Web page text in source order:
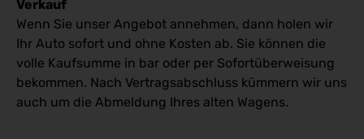
Verkauf
Wenn Sie unser Angebot annehmen, dann holen wir
Ihr Auto sofort und ohne Kosten ab. Sie können die
volle Kaufsumme in bar oder per Sofortüberweisung
bekommen. Nach Vertragsabschluss kümmern wir uns
auch um die Abmeldung Ihres alten Wagens.